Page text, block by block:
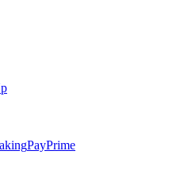
PayPrime